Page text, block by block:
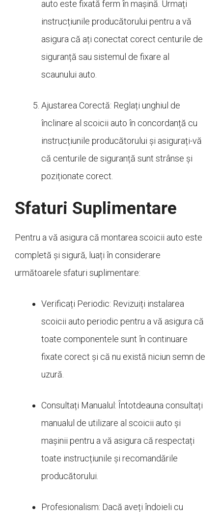
auto este fixată ferm în mașină. Urmați
instrucțiunile producătorului pentru a vă
asigura că ați conectat corect centurile de
siguranță sau sistemul de fixare al
scaunului auto.
Ajustarea Corectă: Reglați unghiul de
înclinare al scoicii auto în concordanță cu
instrucțiunile producătorului și asigurați-vă
că centurile de siguranță sunt strânse și
poziționate corect.
Sfaturi Suplimentare
Pentru a vă asigura că montarea scoicii auto este
completă și sigură, luați în considerare
următoarele sfaturi suplimentare:
Verificați Periodic: Revizuiți instalarea
scoicii auto periodic pentru a vă asigura că
toate componentele sunt în continuare
fixate corect și că nu există niciun semn de
uzură.
Consultați Manualul: Întotdeauna consultați
manualul de utilizare al scoicii auto și
mașinii pentru a vă asigura că respectați
toate instrucțiunile și recomandările
producătorului.
Profesionalism: Dacă aveți îndoieli cu